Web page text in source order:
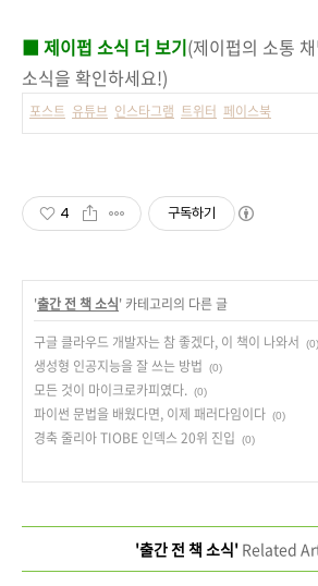
■ 제이펍 소식 더 보기(제이펍의 소통
소식을 확인하세요!)
포스트 유튜브 인스타그램 트위터 페이스북
4 구독하기
'출간 전 책 소식' 카테고리의 다른 글
구글 클라우드 개발자는 참 좋겠다, 이 책이 나와서
(0)
생성형 인공지능을 잘 쓰는 방법 (0)
모든 것이 마이크로카피였다. (0)
파이썬 문법을 배웠다면, 이제 패러다임이다 (0)
경축 줄리아 TIOBE 인덱스 20위 진입 (0)
'출간 전 책 소식'Related